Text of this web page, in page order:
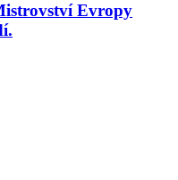
Evropy